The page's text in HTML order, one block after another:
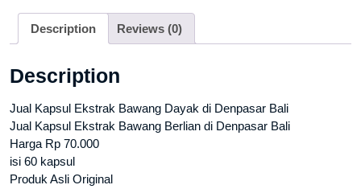
Description Reviews (0)
Description
Jual Kapsul Ekstrak Bawang Dayak di Denpasar Bali
Jual Kapsul Ekstrak Bawang Berlian di Denpasar Bali
Harga Rp 70.000
isi 60 kapsul
Produk Asli Original